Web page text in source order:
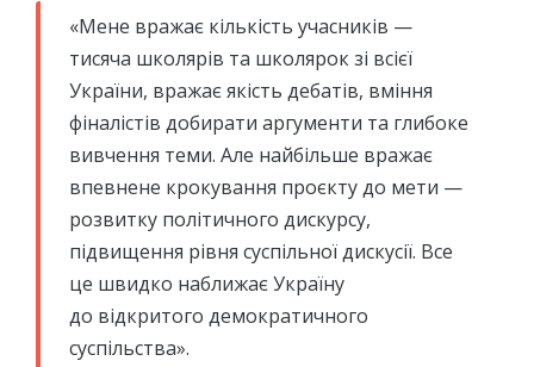
«Мене вражає кількість учасників —
тисяча школярів та школярок зі всієї
України, вражає якість дебатів, вміння
фіналістів добирати аргументи та глибоке
вивчення теми. Але найбільше вражає
впевнене крокування проєкту до мети —
розвитку політичного дискурсу,
підвищення рівня суспільної дискусії. Все
це швидко наближає Україну
до відкритого демократичного
суспільства».